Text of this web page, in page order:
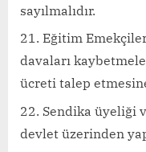
sayılmalıdır.
Eğitim
davaları
ücreti talep
Sendika üyeliği
devlet üzerinden